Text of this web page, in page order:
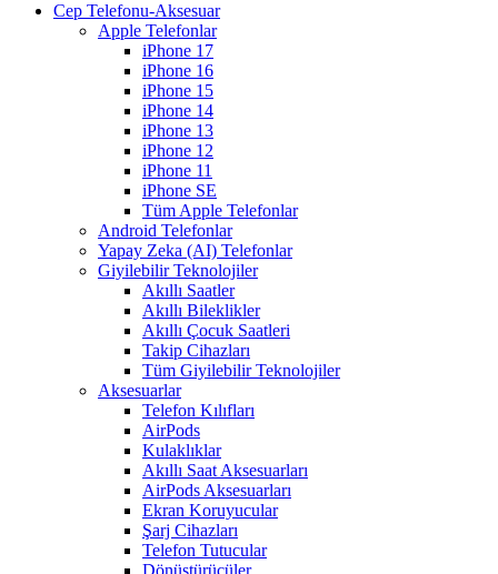
Cep Telefonu-Aksesuar
Apple Telefonlar
iPhone 17
iPhone 16
iPhone 15
iPhone 14
iPhone 13
iPhone 12
iPhone 11
iPhone SE
Tüm Apple Telefonlar
Android Telefonlar
Yapay Zeka (AI) Telefonlar
Giyilebilir Teknolojiler
Akıllı Saatler
Akıllı Bileklikler
Akıllı Çocuk Saatleri
Takip Cihazları
Tüm Giyilebilir Teknolojiler
Aksesuarlar
Telefon Kılıfları
AirPods
Kulaklıklar
Akıllı Saat Aksesuarları
AirPods Aksesuarları
Ekran Koruyucular
Şarj Cihazları
Telefon Tutucular
Dönüştürücüler